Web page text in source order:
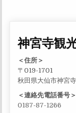
神宮寺観
＜住所＞
〒019-1701
秋田県大仙市神宮
＜連絡先電話番号＞
0187-87-1266